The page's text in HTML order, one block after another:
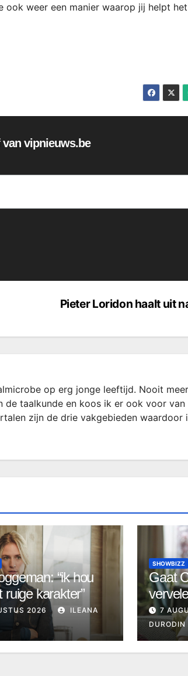
ook weer een manier waarop jij helpt
vipnieuws.be
Pieter Loridon haalt uit
op erg jonge leeftijd. Nooit
taalkunde en koos ik er ook voor van
zijn de drie vakgebieden
“ik hou
ruige karakter”
2026
ILEANA
SHOWBIZZ
Gaat
7
DURODIN